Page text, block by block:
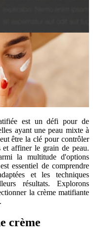
est un défi pour de
ayant une peau mixte à
être la clé pour contrôler
et affiner le grain de peau.
la multitude d'options
essentiel de comprendre
et les techniques
résultats. Explorons
la crème matifiante
crème